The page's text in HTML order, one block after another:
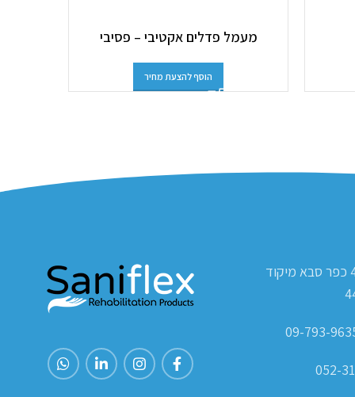
מעמל פדלים אקטיבי – פסיבי
הוסף להצעת מחיר
ת.ד 420 כפר סבא מיקוד
052-